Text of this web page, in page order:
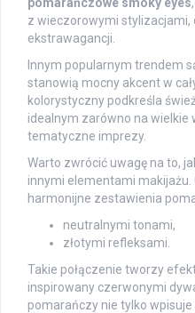
z wieczorowymi stylizacjami,
ekstrawagancji.
Innym popularnym trendem
stanowią mocny akcent w
kolorystyczny podkreśla
idealnym zarówno na wielkie
tematyczne imprezy.
Warto zwrócić uwagę na to,
innymi elementami
harmonijne zestawienia
neutralnymi tonami,
złotymi refleksami.
Takie połączenie tworzy
inspirowany czerwonymi
pomarańczy nie tylko